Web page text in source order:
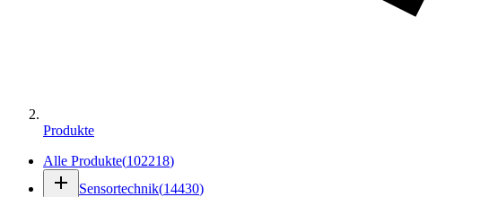
Produkte
Alle Produkte(102218)
add Sensortechnik(14430)